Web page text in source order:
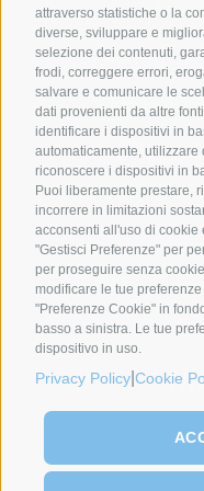
attraverso statistiche o la
diverse, sviluppare e
selezione dei contenuti,
frodi, correggere errori,
salvare e comunicare le
dati provenienti da altre
identificare i dispositivi in
automaticamente,
riconoscere i dispositivi in
Puoi liberamente prestare,
incorrere in limitazioni
acconsenti all'uso di cookie
"Gestisci Preferenze" per
per proseguire senza
modificare le tue
"Preferenze Cookie" in
basso a sinistra. Le tue
dispositivo in uso.
Privacy Policy Cookie